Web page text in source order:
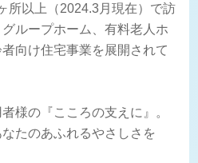
所以上（2024.3月現在）で訪
ループホーム、有料老人ホ
向け住宅事業を展開されて
様の『こころの支えに』。
たのあふれるやさしさを